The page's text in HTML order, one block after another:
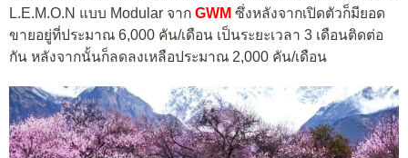
L.E.M.O.N แบบ Modular จาก GWM ซึ่งหลังจากเปิดตัวก็มียอด
ขายอยู่ที่ประมาณ 6,000 คัน/เดือน เป็นระยะเวลา 3 เดือนติดต่อ
กัน หลังจากนั้นก็ลดลงเหลือประมาณ 2,000 คัน/เดือน